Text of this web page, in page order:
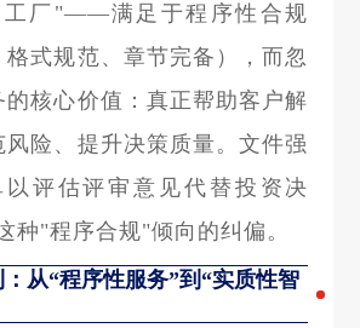
工厂"——满足于程序性合规
格式规范、章节完备），而忽
的核心价值：真正帮助客户解
风险、提升决策质量。文件强
评估评审意见代替投资决
种"程序合规"倾向的纠偏。
从“程序性服务”到“实质性智